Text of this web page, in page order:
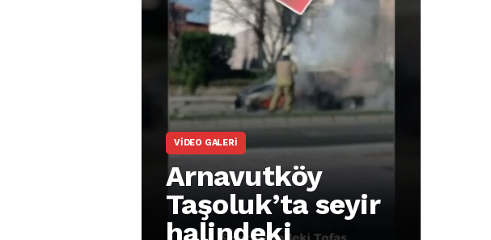
VIDEO GALERI
Arnavutköy
Taşoluk’ta seyir
halindeki